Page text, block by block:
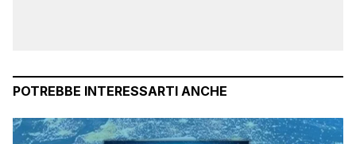
POTREBBE INTERESSARTI ANCHE